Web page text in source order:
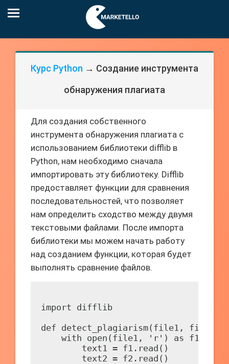
Курс Python → Создание инструмента
обнаружения плагиата
Для создания собственного
инструмента обнаружения плагиата с
использованием библиотеки difflib в
Python, нам необходимо сначала
импортировать эту библиотеку. Difflib
предоставляет функции для сравнения
последовательностей, что позволяет
нам определить сходство между двумя
текстовыми файлами. После импорта
библиотеки мы можем начать работу
над созданием функции, которая будет
выполнять сравнение файлов.
import difflib
def detect_plagiarism(file1, file2):
with open(file1, 'r') as f1,
        text1 = f1.read()
        text2 = f2.read()